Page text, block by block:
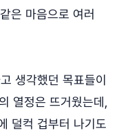
은 마음으로 여러
생각했던 목표들이
열정은 뜨거웠는데,
덜컥 겁부터 나기도